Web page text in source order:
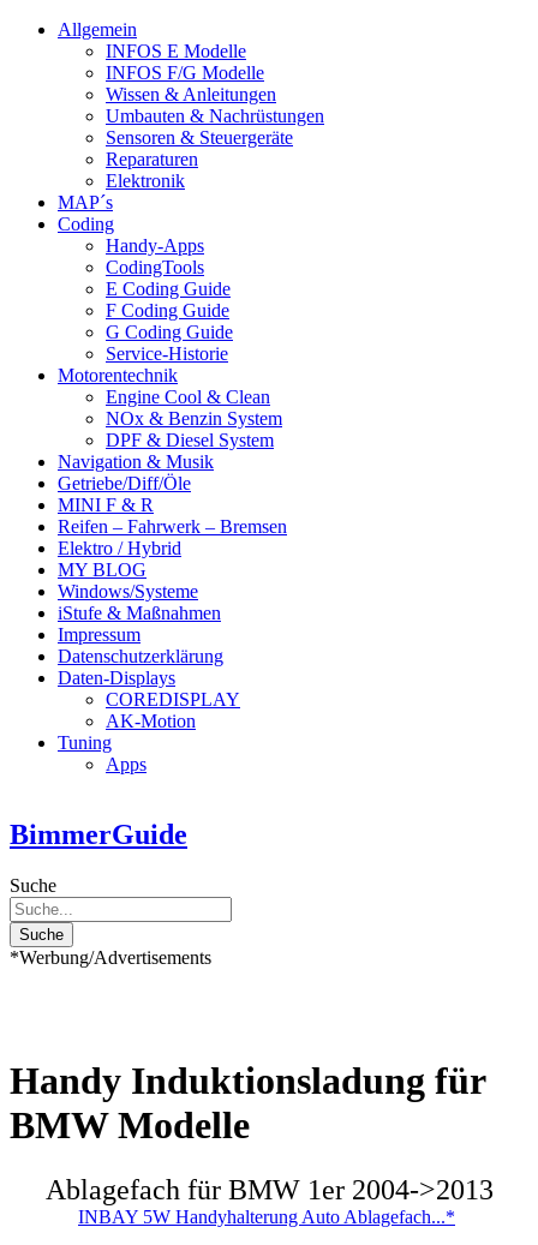
Allgemein
INFOS E Modelle
INFOS F/G Modelle
Wissen & Anleitungen
Umbauten & Nachrüstungen
Sensoren & Steuergeräte
Reparaturen
Elektronik
MAP´s
Coding
Handy-Apps
CodingTools
E Coding Guide
F Coding Guide
G Coding Guide
Service-Historie
Motorentechnik
Engine Cool & Clean
NOx & Benzin System
DPF & Diesel System
Navigation & Musik
Getriebe/Diff/Öle
MINI F & R
Reifen – Fahrwerk – Bremsen
Elektro / Hybrid
MY BLOG
Windows/Systeme
iStufe & Maßnahmen
Impressum
Datenschutzerklärung
Daten-Displays
COREDISPLAY
AK-Motion
Tuning
Apps
BimmerGuide
Suche
Suche
*Werbung/Advertisements
Handy Induktionsladung für
BMW Modelle
Ablagefach für BMW 1er 2004->2013
INBAY 5W Handyhalterung Auto Ablagefach...*